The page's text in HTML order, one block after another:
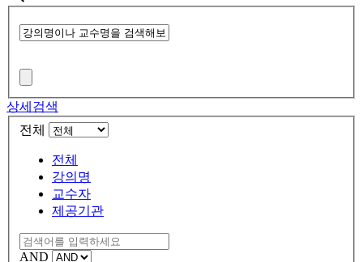
상세검색
전체
전체
강의명
교수자
제공기관
AND